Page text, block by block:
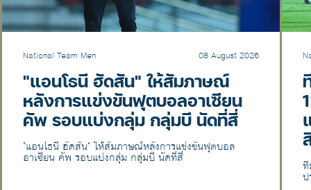
National Team Men 08 August 2026
"แอนโธนี ฮัดสัน" ให้สัมภาษณ์
หลังการแข่งขันฟุตบอลอาเซียน
คัพ รอบแบ่งกลุ่ม กลุ่มบี นัดที่สี่
"แอนโธนี ฮัดสัน" ให้สัมภาษณ์หลังการแข่งขันฟุตบอล
อาเซียน คัพ รอบแบ่งกลุ่ม กลุ่มบี นัดที่สี่